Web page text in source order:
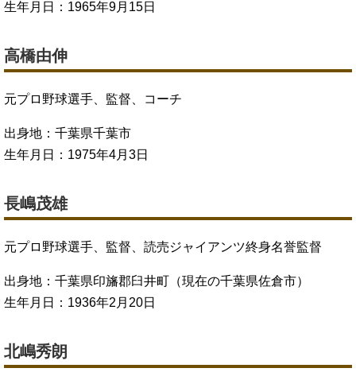
生年月日：1965年9月15日
高橋由伸
元プロ野球選手、監督、コーチ
出身地：千葉県千葉市
生年月日：1975年4月3日
長嶋茂雄
元プロ野球選手、監督、読売ジャイアンツ終身名誉監督
出身地：千葉県印旛郡臼井町（現在の千葉県佐倉市）
生年月日：1936年2月20日
北嶋秀朗